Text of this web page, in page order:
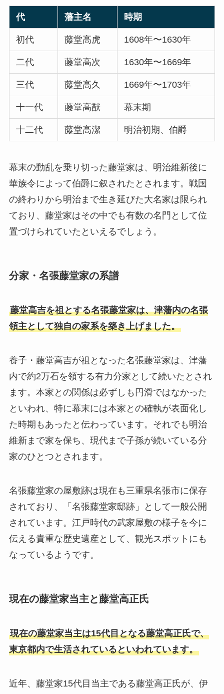
代 藩主名 時期
初代 藤堂高虎 1608年〜1630年
二代 藤堂高次 1630年〜1669年
三代 藤堂高久 1669年〜1703年
十一代 藤堂高猷 幕末期
十二代 藤堂高潔 明治初期、伯爵
幕末の動乱を乗り切った藤堂家は、明治維新後に
華族令によって伯爵に叙されたとされます。戦国
の終わりから明治まで生き延びた大名家は限られ
ており、藤堂家はその中でも有数の名門として位
置づけられていたといえるでしょう。
分家・名張藤堂家の系譜
藤堂高吉を祖とする名張藤堂家は、津藩内の名張
領主として独自の家系を築き上げました。
養子・藤堂高吉が祖となった名張藤堂家は、津藩
内で約2万石を領する有力分家として続いたとされ
ます。本家との関係は必ずしも円滑ではなかった
といわれ、特に幕末には本家との確執が表面化し
た時期もあったと伝わっています。それでも明治
維新まで家を保ち、現代まで子孫が続いている分
家のひとつとされます。
名張藤堂家の屋敷跡は現在も三重県名張市に保存
されており、「名張藤堂家邸跡」として一般公開
されています。江戸時代の武家屋敷の様子を今に
伝える貴重な歴史遺産として、観光スポットにも
なっているようです。
現在の藤堂家当主と藤堂高正氏
現在の藤堂家当主は15代目となる藤堂高正氏で、
東京都内で生活されているといわれています。
近年、藤堂家15代目当主である藤堂高正氏が、伊